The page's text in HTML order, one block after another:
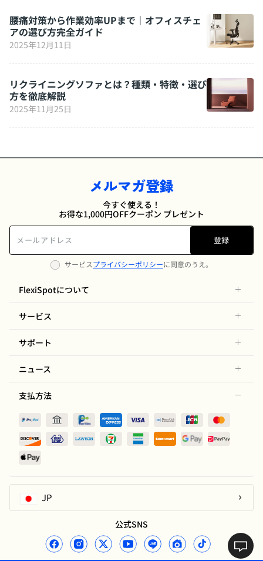
腰痛対策から作業効率UPまで｜オフィスチェ
アの選び方完全ガイド
2025年12月11日
リクライニングソファとは？種類・特徴・選び
方を徹底解説
2025年11月25日
メルマガ登録
今すぐ使える！
お得な1,000円OFFクーポン プレゼント
登録
サービスプライバシーポリシーに同意のうえ。
FlexiSpotについて
サービス
サポート
ニュース
支払方法
JP
公式SNS